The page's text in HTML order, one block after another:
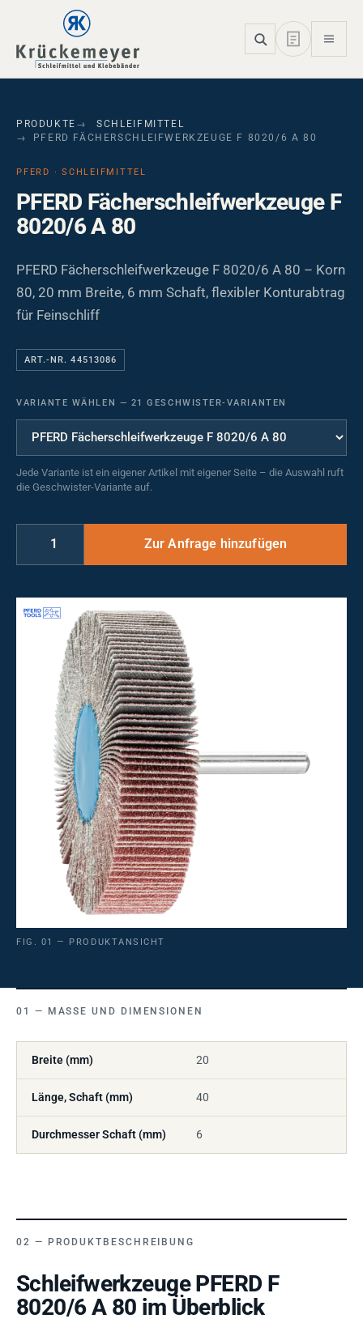
Skip to main navigation
Skip to main content
Skip to page footer
PRODUKTE
SCHLEIFMITTEL
PFERD FÄCHERSCHLEIFWERKZEUGE F 8020/6 A 80
PFERD · SCHLEIFMITTEL
PFERD Fächerschleifwerkzeuge F
8020/6 A 80
PFERD Fächerschleifwerkzeuge F 8020/6 A 80 – Korn
80, 20 mm Breite, 6 mm Schaft, flexibler Konturabtrag
für Feinschliff
ART.-NR. 44513086
VARIANTE WÄHLEN — 21 GESCHWISTER-VARIANTEN
Jede Variante ist ein eigener Artikel mit eigener Seite – die Auswahl ruft
die Geschwister-Variante auf.
FIG. 01 — PRODUKTANSICHT
MASSE UND DIMENSIONEN
Breite (mm) 20
Länge, Schaft (mm) 40
Durchmesser Schaft (mm) 6
PRODUKTBESCHREIBUNG
Schleifwerkzeuge PFERD F
8020/6 A 80 im Überblick